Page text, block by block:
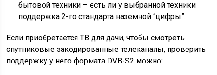
бытовой техники – есть ли у выбранной техники
поддержка 2-го стандарта наземной “цифры”.
Если приобретается ТВ для дачи, чтобы смотреть
спутниковые закодированные телеканалы, проверить
поддержку у него формата DVB-S2 можно: